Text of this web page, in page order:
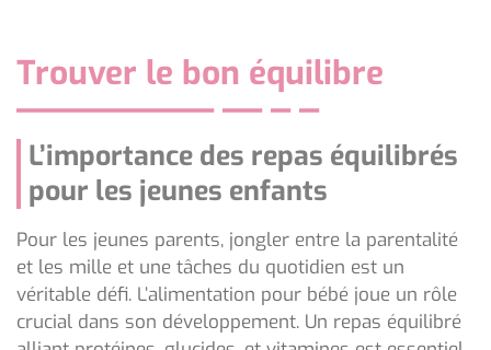
Trouver le bon équilibre
L’importance des repas équilibrés
pour les jeunes enfants
Pour les jeunes parents, jongler entre la parentalité
et les mille et une tâches du quotidien est un
véritable défi. L’alimentation pour bébé joue un rôle
crucial dans son développement. Un repas équilibré